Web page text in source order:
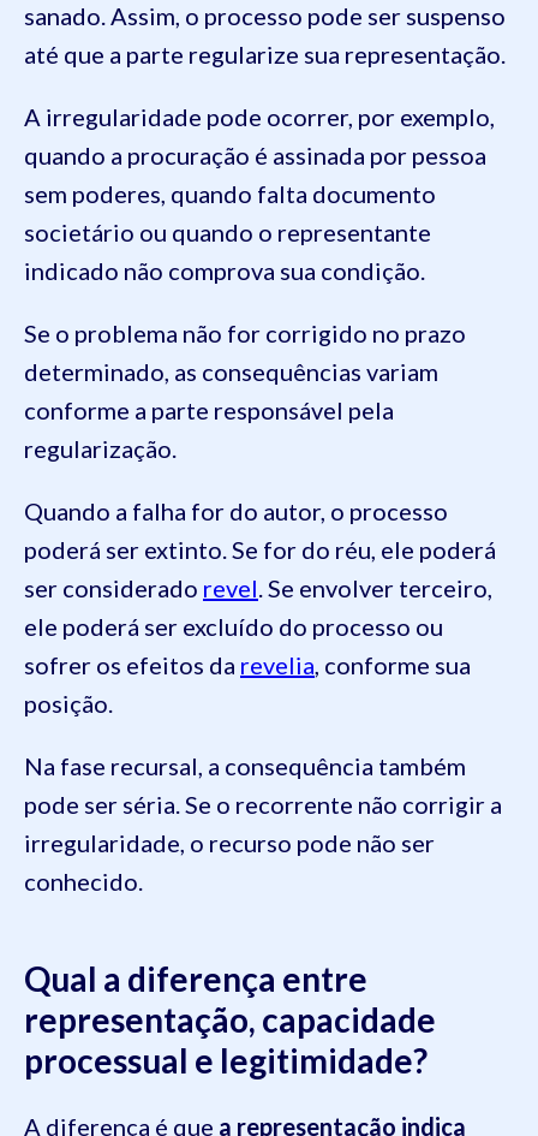
sanado. Assim, o processo pode ser suspenso
até que a parte regularize sua representação.
A irregularidade pode ocorrer, por exemplo,
quando a procuração é assinada por pessoa
sem poderes, quando falta documento
societário ou quando o representante
indicado não comprova sua condição.
Se o problema não for corrigido no prazo
determinado, as consequências variam
conforme a parte responsável pela
regularização.
Quando a falha for do autor, o processo
poderá ser extinto. Se for do réu, ele poderá
ser considerado revel. Se envolver terceiro,
ele poderá ser excluído do processo ou
sofrer os efeitos da revelia, conforme sua
posição.
Na fase recursal, a consequência também
pode ser séria. Se o recorrente não corrigir a
irregularidade, o recurso pode não ser
conhecido.
Qual a diferença entre
representação, capacidade
processual e legitimidade?
A diferença é que a representação indica